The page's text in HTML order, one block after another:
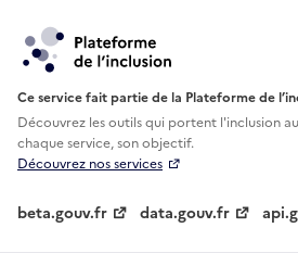
Ce service fait partie de la Plateforme de
Découvrez les outils qui portent l'inclusion au
chaque service, son objectif.
Découvrez nos services
beta.gouv.fr data.gouv.fr